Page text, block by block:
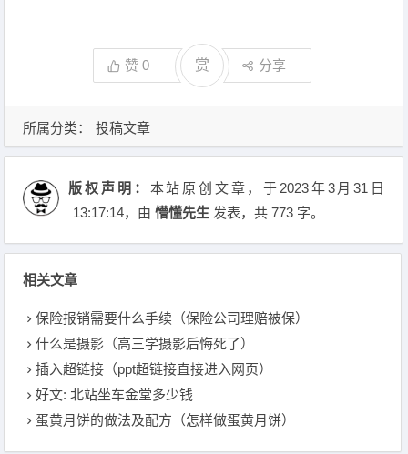
赞0 赏 分享
所属分类： 投稿文章
版权声明： 本站原创文章，于2023年3月31日
13:17:14，由懵懂先生 发表，共 773 字。
相关文章
保险报销需要什么手续（保险公司理赔被保）
什么是摄影（高三学摄影后悔死了）
插入超链接（ppt超链接直接进入网页）
好文: 北站坐车金堂多少钱
蛋黄月饼的做法及配方（怎样做蛋黄月饼）